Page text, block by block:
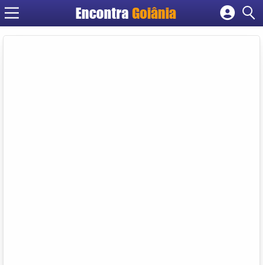
Encontra Goiânia
Cadastrar empresa